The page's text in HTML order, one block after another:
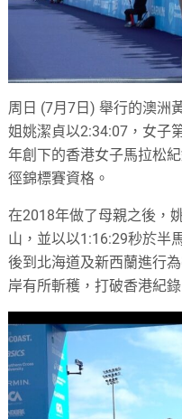
周日 (7月7日) 舉行的澳洲
姐姚潔貞以2:34:07，女子
年創下的香港女子馬拉松
徑錦標賽資格。
在2018年做了母親之後，
山，並以以1:16:29秒於半
後到北海道及新西蘭進行
岸有所斬穫，打破香港紀錄